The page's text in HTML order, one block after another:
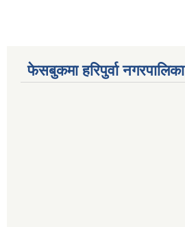
फेसबुकमा हरिपुर्वा नगरपालिका